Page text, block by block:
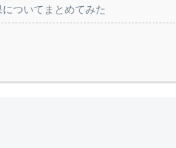
ついてまとめてみた